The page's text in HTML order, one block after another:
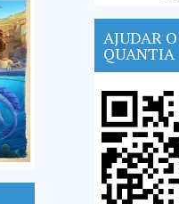
AJUDAR
QUANTIA